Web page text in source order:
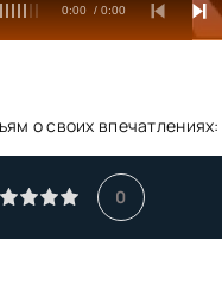
0:00 / 0:00
о своих впечатлениях:
0